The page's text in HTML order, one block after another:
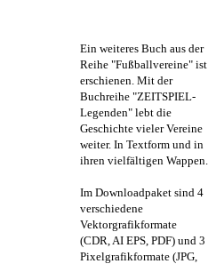
Ein weiteres Buch aus der
Reihe "Fußballvereine" ist
erschienen. Mit der
Buchreihe "ZEITSPIEL-
Legenden" lebt die
Geschichte vieler Vereine
weiter. In Textform und in
ihren vielfältigen Wappen.
Im Downloadpaket sind 4
verschiedene
Vektorgrafikformate
(CDR, AI EPS, PDF) und 3
Pixelgrafikformate (JPG,